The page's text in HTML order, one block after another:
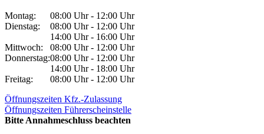
Montag:
08:00 Uhr - 12:00 Uhr
Dienstag:
08:00 Uhr - 12:00 Uhr
14:00 Uhr - 16:00 Uhr
Mittwoch:
08:00 Uhr - 12:00 Uhr
Donnerstag:08:00 Uhr - 12:00 Uhr
14:00 Uhr - 18:00 Uhr
Freitag:
08:00 Uhr - 12:00 Uhr
Öffnungszeiten Kfz.-Zulassung
Öffnungszeiten Führerscheinstelle
Bitte Annahmeschluss beachten